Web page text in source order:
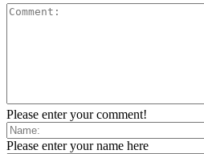
Please enter your comment!
Please enter your name here